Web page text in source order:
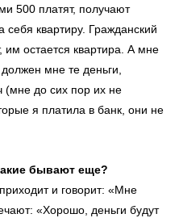
500 платят, получают
квартиру. Гражданский
им остается квартира. А мне
мне те деньги,
(мне до сих пор их не
я платила в банк, они не
бывают еще?
и говорит: «Мне
«Хорошо, деньги будут